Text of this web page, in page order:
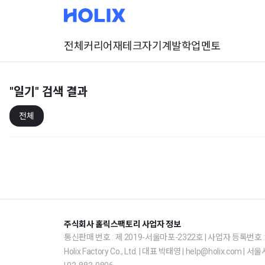
전체 커리어재테크자기계발학업멘토
"일기" 검색 결과
전체
주식회사 홀릭스팩토리 사업자 정보
통신판매 번호 : 제 2019-서울마포-2322호 | 사업자 등록번
Holix Factory Co., Ltd. | 대표 박태영 | help@holix.com | 서